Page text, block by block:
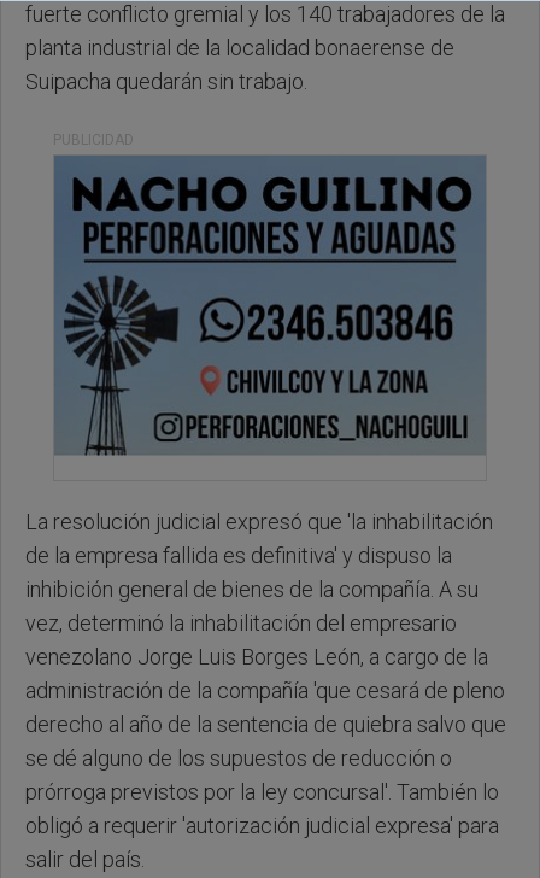
fuerte conflicto gremial y los 140 trabajadores de la
planta industrial de la localidad bonaerense de
Suipacha quedarán sin trabajo.
PUBLICIDAD
La resolución judicial expresó que 'la inhabilitación
de la empresa fallida es definitiva' y dispuso la
inhibición general de bienes de la compañía. A su
vez, determinó la inhabilitación del empresario
venezolano Jorge Luis Borges León, a cargo de la
administración de la compañía 'que cesará de pleno
derecho al año de la sentencia de quiebra salvo que
se dé alguno de los supuestos de reducción o
prórroga previstos por la ley concursal'. También lo
obligó a requerir 'autorización judicial expresa' para
salir del país.